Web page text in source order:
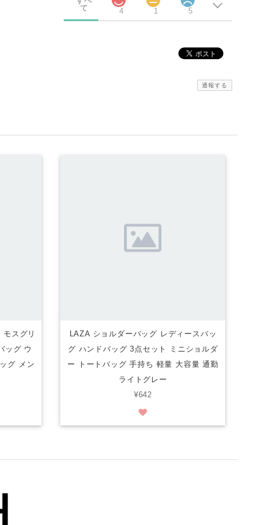
て
4 1 5
通報する
スグリ
ッグ ウ
グ メン
LAZA ショルダーバッグ レディースバッ
グ ハンドバッグ 3点セット ミニショルダ
ー トートバッグ 手持ち 軽量 大容量 通勤
ライトグレー
¥642